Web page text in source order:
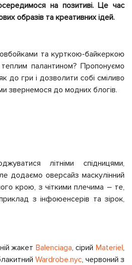
на позитиві. Це час
образів та креативних ідей.
та курткою-байкеркою
палантином? Пропонуємо
до гри і дозволити собі сміливо
звернемося до модних блогів.
літніми спідницями,
додаємо оверсайз маскулінний
крою, з чіткими плечима – те,
з інфоюенсерів та зірок,
жакет Balenciaga, сірийMateriel,
Wardrobe.nyc, червоний з